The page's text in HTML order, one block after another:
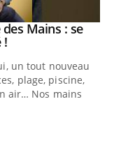
Mains : se
!Youtube
un tout nouveau
plage, piscine,
air… Nos mains